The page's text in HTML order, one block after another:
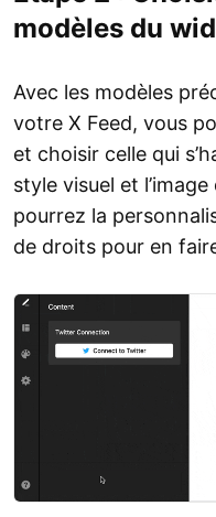
modèles du
Avec les modèles
votre X Feed, vous
et choisir celle qui
style visuel et
pourrez la
de droits pour en